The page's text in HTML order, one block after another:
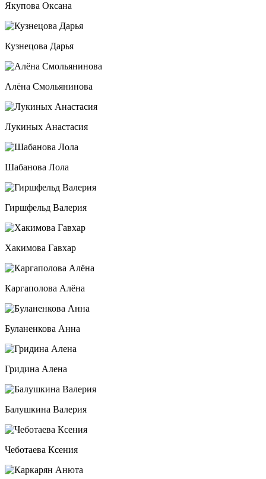
Якупова Оксана
Кузнецова Дарья
Алёна Смольянинова
Лукиных Анастасия
Шабанова Лола
Гиршфельд Валерия
Хакимова Гавхар
Каргаполова Алёна
Буланенкова Анна
Гридина Алена
Балушкина Валерия
Чеботаева Ксения